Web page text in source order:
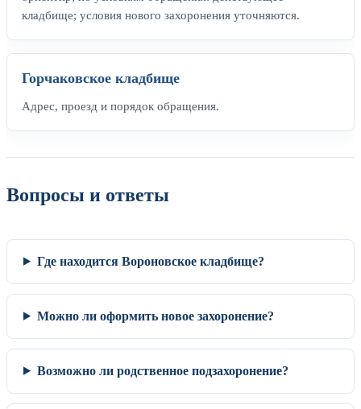
кладбище; условия нового захоронения уточняются.
Горчаковское кладбище
Адрес, проезд и порядок обращения.
Вопросы и ответы
Где находится Вороновское кладбище?
Можно ли оформить новое захоронение?
Возможно ли родственное подзахоронение?